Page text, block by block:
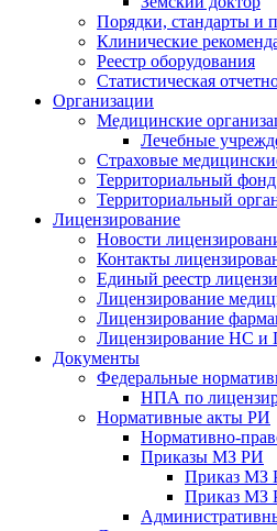
Порядки, стандарты и
Клинические
Реестр оборудования
Статистическая
Организации
Медицинские
Лечебные
Страховые
Территориальный
Территориальный
Лицензирование
Новости
Контакты
Единый реестр
Лицензирование
Лицензирование
Лицензирование НС и
Документы
Федеральные
НПА по
Нормативные акты РИ
Нормативно-
Приказы МЗ РИ
Приказ МЗ
Приказ МЗ